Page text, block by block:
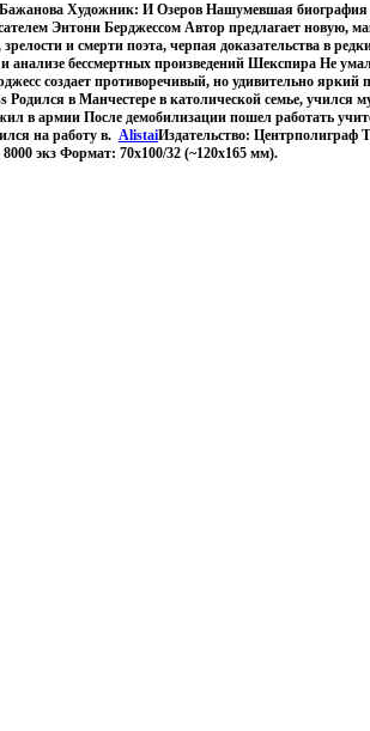
Художник: И Озеров Нашумевшая
Энтони Берджессом Автор предлагает новую,
зрелости и смерти поэта, черпая доказательства в
анализе бессмертных произведений Шекспира Не
создает противоречивый, но удивительно яркий
Родился в Манчестере в католической семье, учился
в армии После демобилизации пошел работать
на работу в. AlistaiИздательство: Центрполиграф
экз Формат: 70x100/32 (~120х165 мм).